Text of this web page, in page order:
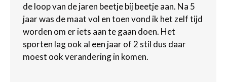
de loop van de jaren beetje bij beetje aan. Na 5
jaar was de maat vol en toen vond ik het zelf tijd
worden om er iets aan te gaan doen. Het
sporten lag ook al een jaar of 2 stil dus daar
moest ook verandering in komen.